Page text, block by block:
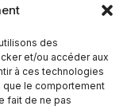
des
et/ou accéder aux
à ces technologies
le comportement
fait de ne pas
lactose et